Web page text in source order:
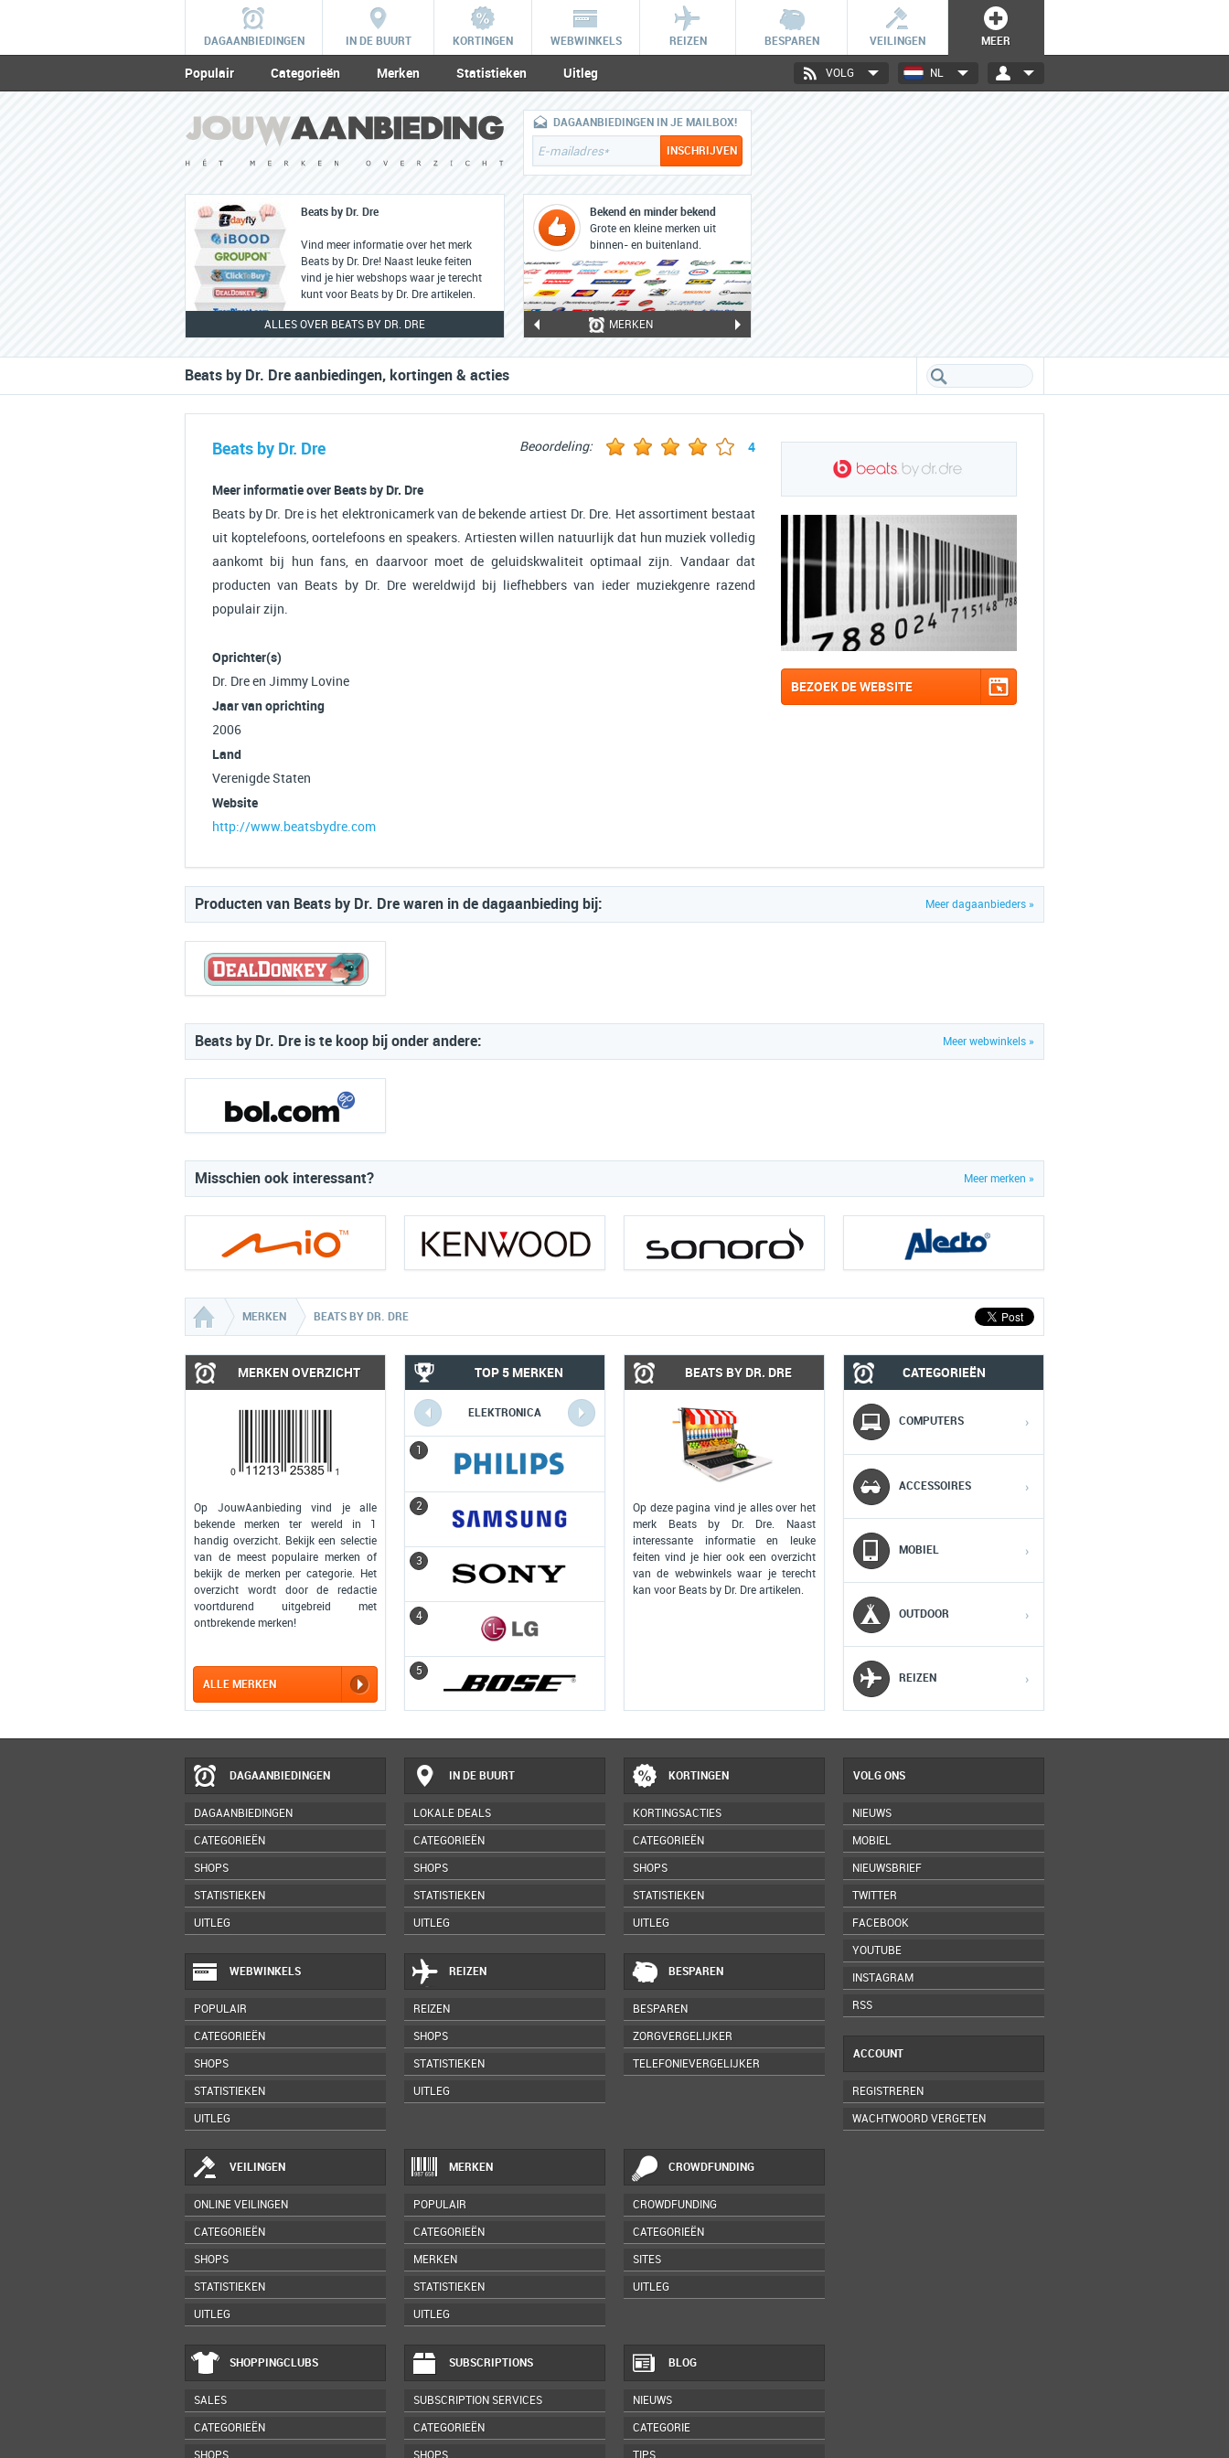
DAGAANBIEDINGEN IN DE BUURT KORTINGEN WEBWINKELS REIZEN BESPAREN VEILINGEN MEER
Populair Categorieën Merken Statistieken Uitleg NL
VOLG
Beats by Dr. Dre
Vind meer informatie over het merk
Beats by Dr. Dre! Naast leuke feiten
vind je hier webshops waar je terecht
kunt voor Beats by Dr. Dre artikelen.
ALLES OVER BEATS BY DR. DRE
DAGAANBIEDINGEN IN JE MAILBOX!
Bekend én minder bekend
Grote en kleine merken uit
binnen- en buitenland.
MERKEN
Beats by Dr. Dre aanbiedingen, kortingen & acties
Beats by Dr. Dre Beoordeling: 4
Meer informatie over Beats by Dr. Dre
Beats by Dr. Dre is het elektronicamerk van de bekende artiest Dr. Dre. Het assortiment bestaat
uit koptelefoons, oortelefoons en speakers. Artiesten willen natuurlijk dat hun muziek volledig
aankomt bij hun fans, en daarvoor moet de geluidskwaliteit optimaal zijn. Vandaar dat
producten van Beats by Dr. Dre wereldwijd bij liefhebbers van ieder muziekgenre razend
populair zijn.
Oprichter(s)
Dr. Dre en Jimmy Lovine
Jaar van oprichting
2006
Land
Verenigde Staten
Website
http://www.beatsbydre.com
BEZOEK DE WEBSITE
Meer dagaanbieders »
Producten van Beats by Dr. Dre waren in de dagaanbieding bij:
Meer webwinkels »
Beats by Dr. Dre is te koop bij onder andere:
Meer merken »
Misschien ook interessant?
MERKEN BEATS BY DR. DRE
MERKEN OVERZICHT
Op JouwAanbieding vind je alle
bekende merken ter wereld in 1
handig overzicht. Bekijk een selectie
van de meest populaire merken of
bekijk de merken per categorie. Het
overzicht wordt door de redactie
voortdurend uitgebreid met
ontbrekende merken!
ALLE MERKEN
TOP 5 MERKEN
ELEKTRONICA
1
2
3
4
5
COMPUTERS MOBIEL
2
3
BEATS BY DR. DRE
Op deze pagina vind je alles over het
merk Beats by Dr. Dre. Naast
interessante informatie en leuke
feiten vind je hier ook een overzicht
van de webwinkels waar je terecht
kan voor Beats by Dr. Dre artikelen.
CATEGORIEËN
COMPUTERS ›
ACCESSOIRES ›
MOBIEL ›
OUTDOOR ›
REIZEN ›
DAGAANBIEDINGEN
DAGAANBIEDINGEN
CATEGORIEËN
SHOPS
STATISTIEKEN
UITLEG
IN DE BUURT
LOKALE DEALS
CATEGORIEËN
SHOPS
STATISTIEKEN
UITLEG
KORTINGEN
KORTINGSACTIES
CATEGORIEËN
SHOPS
STATISTIEKEN
UITLEG
WEBWINKELS
POPULAIR
CATEGORIEËN
SHOPS
STATISTIEKEN
UITLEG
REIZEN
REIZEN
SHOPS
STATISTIEKEN
UITLEG
BESPAREN
BESPAREN
ZORGVERGELIJKER
TELEFONIEVERGELIJKER
VEILINGEN
ONLINE VEILINGEN
CATEGORIEËN
SHOPS
STATISTIEKEN
UITLEG
MERKEN
POPULAIR
CATEGORIEËN
MERKEN
STATISTIEKEN
UITLEG
CROWDFUNDING
CROWDFUNDING
CATEGORIEËN
SITES
UITLEG
SHOPPINGCLUBS
SALES
CATEGORIEËN
SHOPS
SUBSCRIPTIONS
SUBSCRIPTION SERVICES
CATEGORIEËN
SHOPS
BLOG
NIEUWS
CATEGORIE
TIPS
VOLG ONS
NIEUWS
MOBIEL
NIEUWSBRIEF
TWITTER
FACEBOOK
YOUTUBE
INSTAGRAM
RSS
ACCOUNT
REGISTREREN
WACHTWOORD VERGETEN